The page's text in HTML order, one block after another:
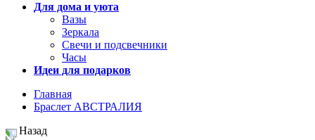
Для дома и уюта
Вазы
Зеркала
Свечи и подсвечники
Часы
Идеи для подарков
Главная
Браслет АВСТРАЛИЯ
Назад